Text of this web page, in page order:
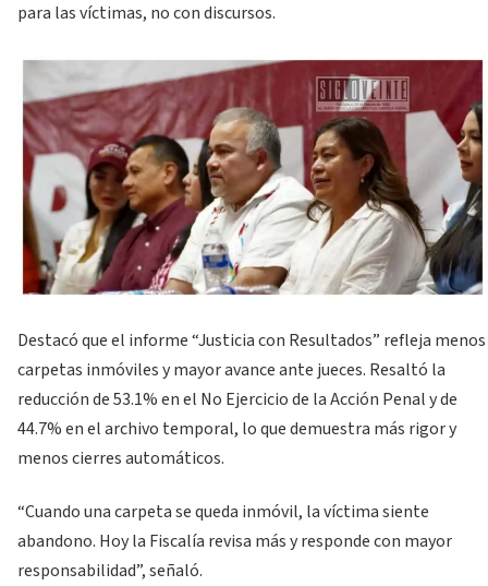
para las víctimas, no con discursos.
Destacó que el informe “Justicia con Resultados” refleja menos
carpetas inmóviles y mayor avance ante jueces. Resaltó la
reducción de 53.1% en el No Ejercicio de la Acción Penal y de
44.7% en el archivo temporal, lo que demuestra más rigor y
menos cierres automáticos.
“Cuando una carpeta se queda inmóvil, la víctima siente
abandono. Hoy la Fiscalía revisa más y responde con mayor
responsabilidad”, señaló.